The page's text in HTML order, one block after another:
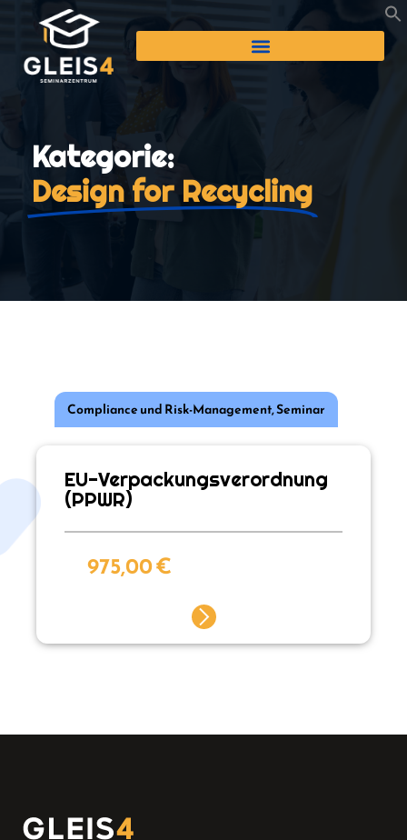
Kategorie:
Design for Recycling
Compliance und Risk-Management,Seminar
EU-Verpackungsverordnung
(PPWR)
975,00€